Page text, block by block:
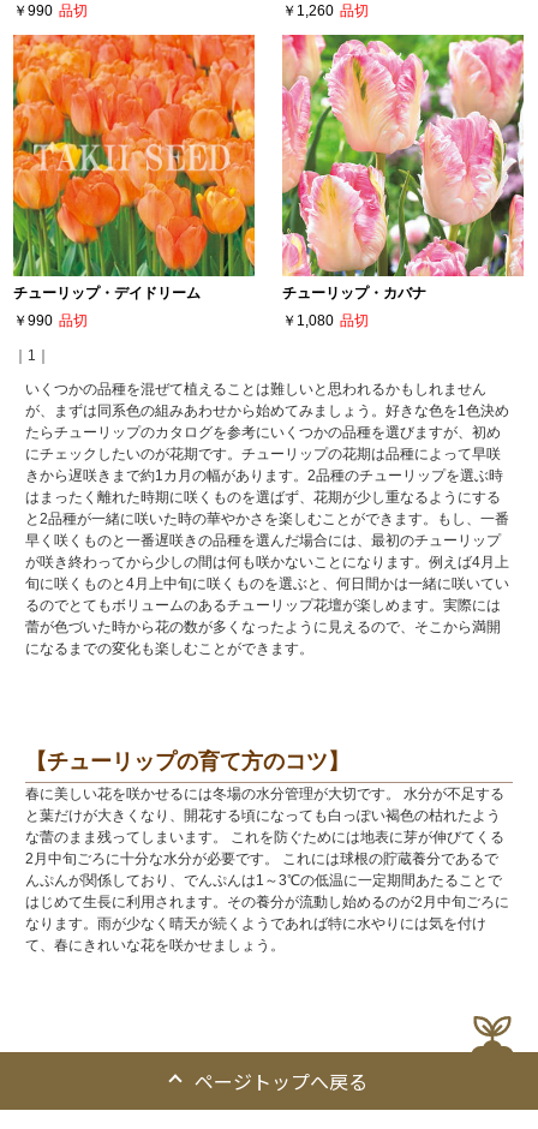
￥990 品切
￥1,260 品切
チューリップ・デイドリーム
￥990 品切
チューリップ・カバナ
￥1,080 品切
｜1｜
いくつかの品種を混ぜて植えることは難しいと思われるかもしれません
が、まずは同系色の組みあわせから始めてみましょう。好きな色を1色決め
たらチューリップのカタログを参考にいくつかの品種を選びますが、初め
にチェックしたいのが花期です。チューリップの花期は品種によって早咲
きから遅咲きまで約1カ月の幅があります。2品種のチューリップを選ぶ時
はまったく離れた時期に咲くものを選ばず、花期が少し重なるようにする
と2品種が一緒に咲いた時の華やかさを楽しむことができます。もし、一番
早く咲くものと一番遅咲きの品種を選んだ場合には、最初のチューリップ
が咲き終わってから少しの間は何も咲かないことになります。例えば4月上
旬に咲くものと4月上中旬に咲くものを選ぶと、何日間かは一緒に咲いてい
るのでとてもボリュームのあるチューリップ花壇が楽しめます。実際には
蕾が色づいた時から花の数が多くなったように見えるので、そこから満開
になるまでの変化も楽しむことができます。
【チューリップの育て方のコツ】
春に美しい花を咲かせるには冬場の水分管理が大切です。 水分が不足する
と葉だけが大きくなり、開花する頃になっても白っぽい褐色の枯れたよう
な蕾のまま残ってしまいます。 これを防ぐためには地表に芽が伸びてくる
2月中旬ごろに十分な水分が必要です。 これには球根の貯蔵養分であるで
んぷんが関係しており、でんぷんは1～3℃の低温に一定期間あたることで
はじめて生長に利用されます。その養分が流動し始めるのが2月中旬ごろに
なります。雨が少なく晴天が続くようであれば特に水やりには気を付け
て、春にきれいな花を咲かせましょう。
ページトップへ戻る